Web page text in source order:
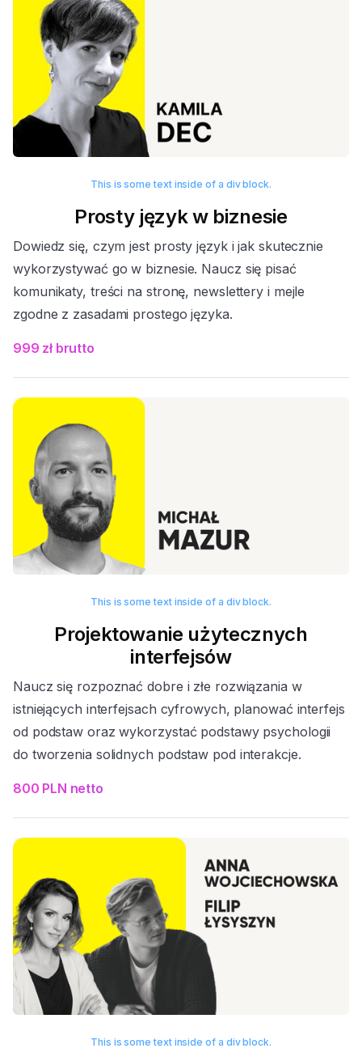
Prosty język w biznesie
Dowiedz się, czym jest prosty język i jak skutecznie
wykorzystywać go w biznesie. Naucz się pisać
komunikaty, treści na stronę, newslettery i mejle
zgodne z zasadami prostego języka.
This is some text inside of a div block.
999 zł brutto
Projektowanie użytecznych
interfejsów
Naucz się rozpoznać dobre i złe rozwiązania w
istniejących interfejsach cyfrowych, planować interfejs
od podstaw oraz wykorzystać podstawy psychologii
do tworzenia solidnych podstaw pod interakcje.
This is some text inside of a div block.
800 PLN netto
This is some text inside of a div block.